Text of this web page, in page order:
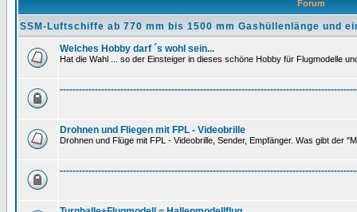
Forum
SSM-Luftschiffe ab 770 mm bis 1500 mm Gashüllenlänge und
Welches Hobby darf ´s wohl sein...
Hat die Wahl ... so der Einsteiger in dieses schöne Hobby für Flugmodelle
Drohnen und Fliegen mit FPL - Videobrille
Drohnen und Flüge mit FPL - Videobrille, Sender, Empfänger. Was gibt der